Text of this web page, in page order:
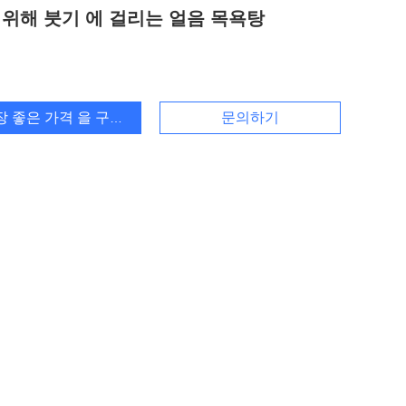
해 붓기 에 걸리는 얼음 목욕탕
좋은 가격 을 구하라 문의하기